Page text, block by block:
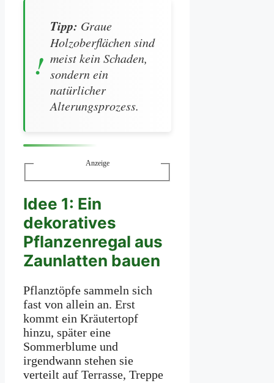
Tipp: Graue
Holzoberflächen sind
meist kein Schaden,
sondern ein
natürlicher
Alterungsprozess.
Anzeige
Idee 1: Ein
dekoratives
Pflanzenregal aus
Zaunlatten bauen
Pflanztöpfe sammeln sich
fast von allein an. Erst
kommt ein Kräutertopf
hinzu, später eine
Sommerblume und
irgendwann stehen sie
verteilt auf Terrasse, Treppe